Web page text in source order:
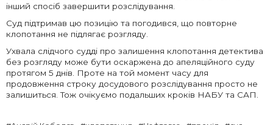
інший спосіб завершити розслідування.
Суд підтримав цю позицію та погодився, що повторне
клопотання не підлягає розгляду.
Ухвала слідчого судді про залишення клопотання детектива
без розгляду може бути оскаржена до апеляційного суду
протягом 5 днів. Проте на той момент часу для
продовження строку досудового розслідування просто не
залишиться. Тож очікуємо подальших кроків НАБУ та САП.